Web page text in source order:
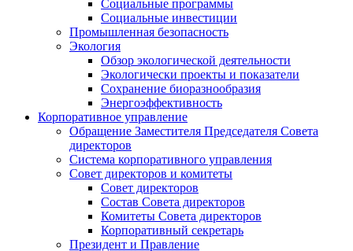
Социальные программы
Социальные инвестиции
Промышленная безопасность
Экология
Обзор экологической деятельности
Экологически проекты и показатели
Сохранение биоразнообразия
Энергоэффективность
Корпоративное управление
Обращение Заместителя Председателя Совета
директоров
Система корпоративного управления
Совет директоров и комитеты
Совет директоров
Состав Совета директоров
Комитеты Совета директоров
Корпоративный секретарь
Президент и Правление